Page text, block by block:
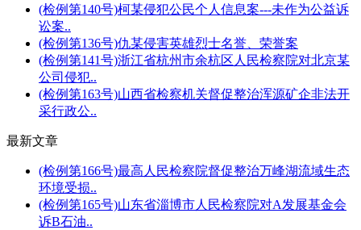
(检例第140号)柯某侵犯公民个人信息案---未作为公益诉
讼案..
(检例第136号)仇某侵害英雄烈士名誉、荣誉案
(检例第141号)浙江省杭州市余杭区人民检察院对北京某
公司侵犯..
(检例第163号)山西省检察机关督促整治浑源矿企非法开
采行政公..
最新文章
(检例第166号)最高人民检察院督促整治万峰湖流域生态
环境受损..
(检例第165号)山东省淄博市人民检察院对A发展基金会
诉B石油..